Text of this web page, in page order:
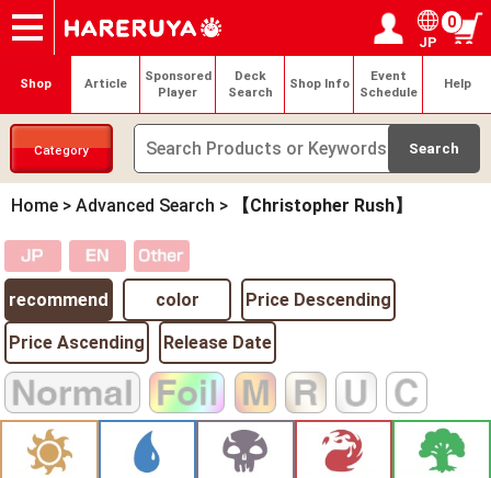
Onlineshop
Articles
Deck Search
Sponsored Players
Shop Info
Event Schedule
Contact Login / Register
My page
JP
0
Shop Article
Sponsored
Player
Deck
Search
Shop Info
Event
Schedule
Help
Category
Home > Advanced Search > 【Christopher Rush】
recommend color Price Descending
Price Ascending Release Date